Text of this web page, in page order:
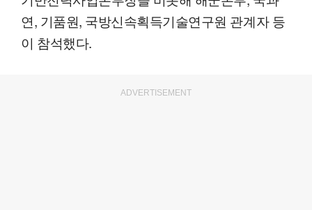
연, 기품원, 국방신속획득기술연구원 관계자 등
이 참석했다.
ADVERTISEMENT